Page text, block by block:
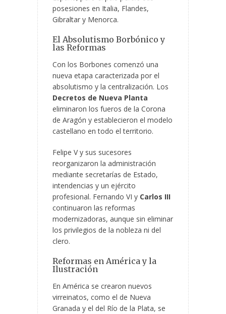
posesiones en Italia, Flandes,
Gibraltar y Menorca.
El Absolutismo Borbónico y
las Reformas
Con los Borbones comenzó una
nueva etapa caracterizada por el
absolutismo y la centralización. Los
Decretos de Nueva Planta
eliminaron los fueros de la Corona
de Aragón y establecieron el modelo
castellano en todo el territorio.
Felipe V y sus sucesores
reorganizaron la administración
mediante secretarías de Estado,
intendencias y un ejército
profesional. Fernando VI y Carlos III
continuaron las reformas
modernizadoras, aunque sin eliminar
los privilegios de la nobleza ni del
clero.
Reformas en América y la
Ilustración
En América se crearon nuevos
virreinatos, como el de Nueva
Granada y el del Río de la Plata, se